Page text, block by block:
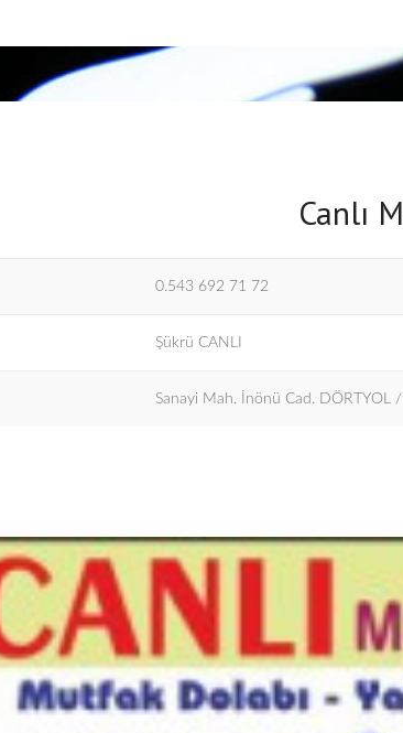
Canlı
0.543 692 71 72
Şükrü CANLI
Sanayi Mah. İnönü Cad. DÖRTYOL /